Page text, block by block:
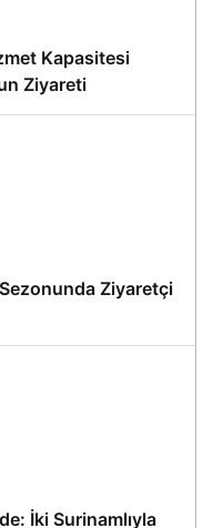
Kapasitesi
Ziyareti
Ziyaretçi
İki Surinamlıyla